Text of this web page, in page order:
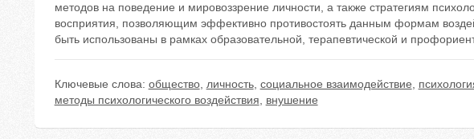
методов на поведение и мировоззрение личности, а также стратегиям
восприятия, позволяющим эффективно противостоять данным формам
быть использованы в рамках образовательной, терапевтической и
Ключевые слова: общество, личность, социальное взаимодействие
методы психологического воздействия
внушение